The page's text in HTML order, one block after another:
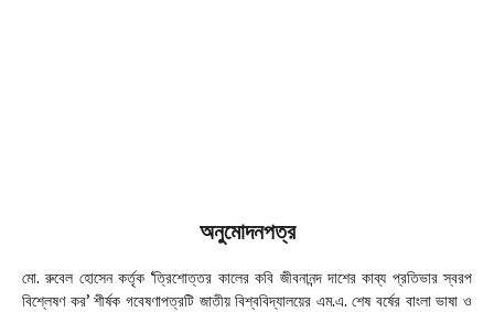
অনুমোদনপত্র
মো. রুবেল হোসেন কর্তৃক ‘ত্রিশোত্তর কালের কবি জীবনানন্দ দাশের কাব্য প্রতিভার স্বরপ
বিশ্লেষণ কর’ শীর্ষক গবেষণাপত্রটি জাতীয় বিশ্ববিদ্যালয়ের এম.এ. শেষ বর্ষের বাংলা ভাষা ও